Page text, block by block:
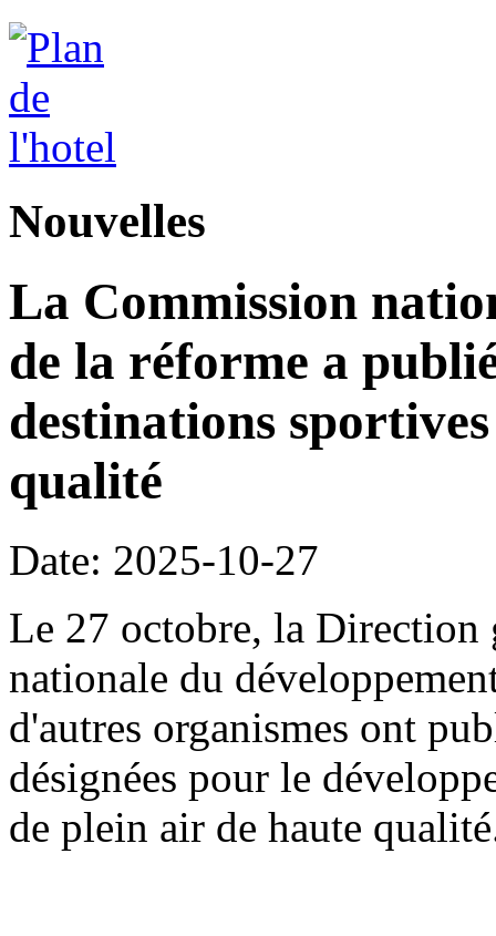
Nouvelles
La Commission
de la réforme a
destinations
qualité
Date: 2025-10-27
Le 27 octobre, la Direction
nationale du
d'autres organismes ont
désignées pour le
de plein air de haute